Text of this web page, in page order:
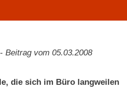
- Beitrag vom 05.03.2008
die sich im Büro langweilen